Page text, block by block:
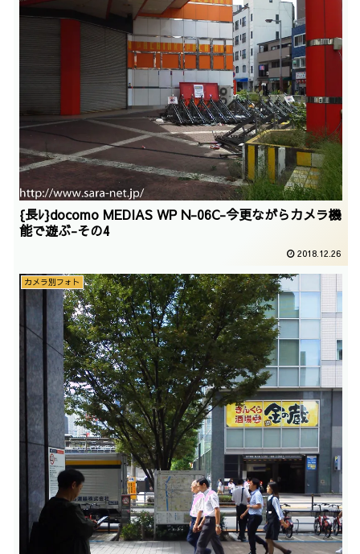
{長ﾚ}docomo MEDIAS WP N-06C-今更ながらカメラ機
能で遊ぶ-その4
2018.12.26
カメラ別フォト